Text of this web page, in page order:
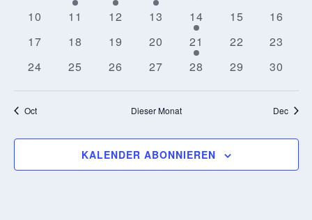
Veranstaltungen
VeranstaltungVeranstaltungVeranstaltung
0
10
0
11
0
Veranstaltungen
12
0
Veranstaltungen
13
2
Veranstaltungen
14
0
15
0
16
0
17
0
18
0
Veranstaltungen
19
0
Veranstaltungen
20
1
Veranstaltung
21
0
22
0
23
0
24
0
25
0
26
0
27
0
28
0
29
0
30
Oct Dieser Monat Dec
KALENDER ABONNIEREN